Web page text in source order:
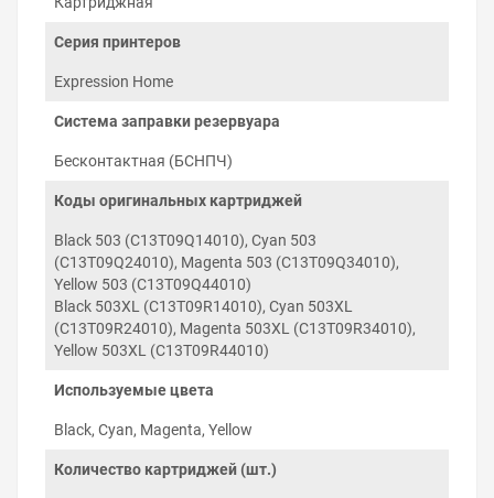
картриджей и серии печатающего устройства,
что гарантирует инициализацию чипа
микропрограммой принтера и обнуление уровня
чернил при необходимости.
Заправка и установка СНПЧ
на Epson Expression Home
XP-5200
Установка СНПЧ на Epson Expression Home XP-5200
проходит в три этапа: заправка резервуара и прокачка
картриджей, установка картриджей в каретку
печатающей головки и укладка силиконового шлейфа
по корпусу принтера. Для установки не требуется
изменение конструкции корпуса принтера.
Серия принтеров
Expression Home
Система заправки резервуара
Бесконтактная (БСНПЧ)
Коды оригинальных картриджей
Black 503 (C13T09Q14010), Cyan 503
(C13T09Q24010), Magenta 503 (C13T09Q34010),
Yellow 503 (C13T09Q44010)
Black 503XL (C13T09R14010), Cyan 503XL
(C13T09R24010), Magenta 503XL (C13T09R34010),
Yellow 503XL (C13T09R44010)
Используемые цвета
Black, Cyan, Magenta, Yellow
Количество картриджей (шт.)